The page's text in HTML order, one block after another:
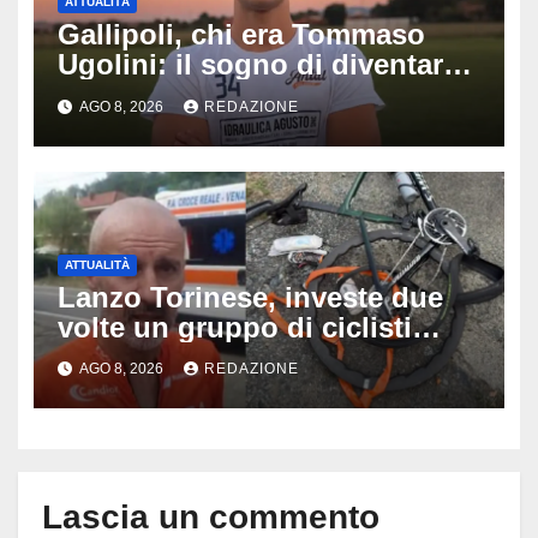
Gallipoli, chi era Tommaso
Ugolini: il sogno di diventare
medico e la fascia da
capitano, il dolore di Bologna
per il 19enne morto in mare
AGO 8, 2026 REDAZIONE
ATTUALITÀ
Lanzo Torinese, investe due
volte un gruppo di ciclisti
dopo una lite: arrestato
73enne, il racconto choc di un
ferito
AGO 8, 2026 REDAZIONE
Lascia un commento